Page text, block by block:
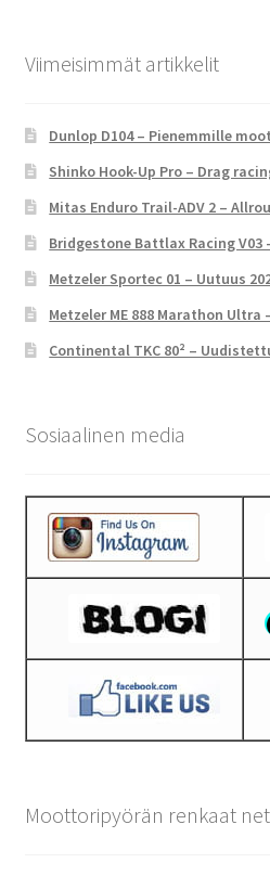
Viimeisimmät artikkelit
Dunlop D104 – Pienemmille
Shinko Hook-Up Pro – Drag
Mitas Enduro Trail-ADV 2 –
Bridgestone Battlax Racing
Metzeler Sportec 01 – Uutuus
Metzeler ME 888 Marathon
Continental TKC 80² –
Sosiaalinen media
Moottoripyörän renkaat